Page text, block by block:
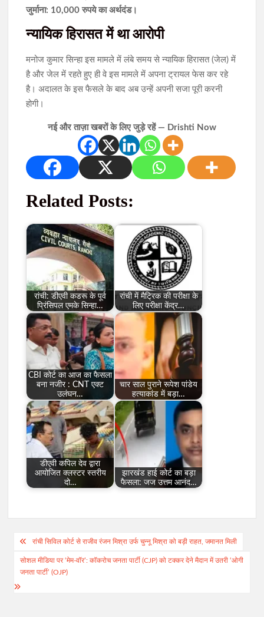
जुर्माना: 10,000 रुपये का अर्थदंड।
न्यायिक हिरासत में था आरोपी
मनोज कुमार सिन्हा इस मामले में लंबे समय से न्यायिक हिरासत (जेल) में
है और जेल में रहते हुए ही वे इस मामले में अपना ट्रायल फेस कर रहे
है। अदालत के इस फैसले के बाद अब उन्हें अपनी सजा पूरी करनी
होगी।
नई और ताज़ा खबरों के लिए जुड़े रहें — Drishti Now
Related Posts:
रांची: डीएवी कडरू के पूर्व
प्रिंसिपल एमके सिन्हा…
रांची में मैट्रिक की परीक्षा के
लिए परीक्षा केंद्र…
CBI कोर्ट का आज का फैसला
बना नजीर : CNT एक्ट
उलंघन…
चार साल पुराने रूपेश पांडेय
हत्याकांड में बड़ा…
डीएवी कपिल देव द्वारा
आयोजित क्लस्टर स्तरीय
दो…
झारखंड हाई कोर्ट का बड़ा
फैसला: जज उत्तम आनंद…
Post
navigation
रांची सिविल कोर्ट से राजीव रंजन मिश्रा उर्फ चुन्नू मिश्रा को बड़ी राहत, जमानत मिली
सोशल मीडिया पर ‘मेम-वॉर’: कॉकरोच जनता पार्टी (CJP) को टक्कर देने मैदान में उतरी ‘ओगी
जनता पार्टी’ (OJP)